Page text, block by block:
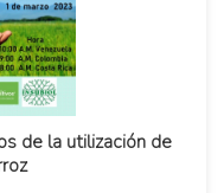
de la utilización de